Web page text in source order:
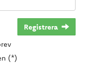
Registrera
(*)